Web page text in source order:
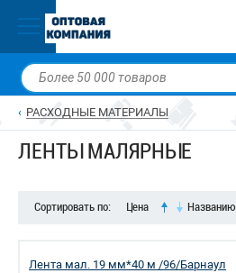
РАСХОДНЫЕ МАТЕРИАЛЫ
ЛЕНТЫ МАЛЯРНЫЕ
Сортировать по: Цена Названию
Лента мал. 19 мм*40 м /96/Барнаул